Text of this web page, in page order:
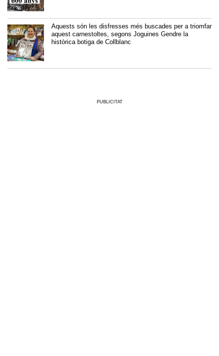
Aquests són les disfresses més buscades per a triomfar
aquest carnestoltes, segons Joguines Gendre la
històrica botiga de Collblanc
PUBLICITAT